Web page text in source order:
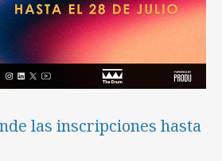
las inscripciones hasta